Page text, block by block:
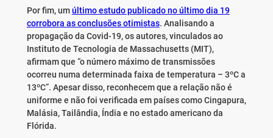
Por fim, umúltimo estudo publicado no último dia 19
corrobora as conclusões otimistas. Analisando a
propagação da Covid-19, os autores, vinculados ao
Instituto de Tecnologia de Massachusetts (MIT),
afirmam que “o número máximo de transmissões
ocorreu numa determinada faixa de temperatura – 3ºC a
13ºC”. Apesar disso, reconhecem que a relação não é
uniforme e não foi verificada em países como Cingapura,
Malásia, Tailândia, Índia e no estado americano da
Flórida.